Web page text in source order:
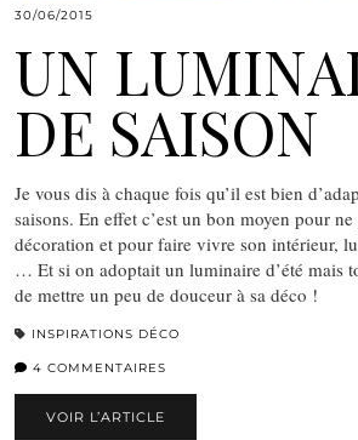
30/06/2015
UN
DE SAISON
Je vous dis à chaque fois qu’il est bien
saisons. En effet c’est un bon moyen pour ne
décoration et pour faire vivre son intérieur,
… Et si on adoptait un luminaire d’été mais
de mettre un peu de douceur à sa déco !
INSPIRATIONS DÉCO
4 COMMENTAIRES
VOIR L’ARTICLE